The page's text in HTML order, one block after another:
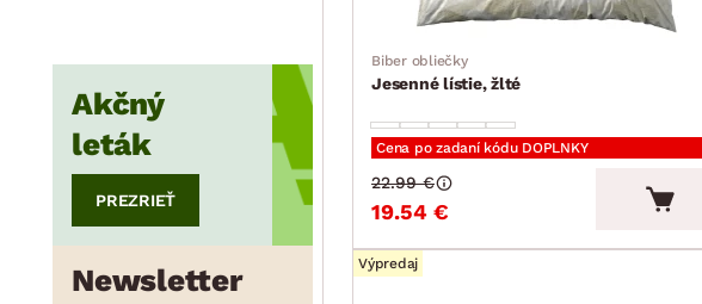
min. cm
Akčný
leták
PREZRIEŤ
Newsletter
Biber obliečky
Jesenné lístie, žlté
Cena po zadaní kódu DOPLNKY
19.54 €
22.99 €
Výpredaj